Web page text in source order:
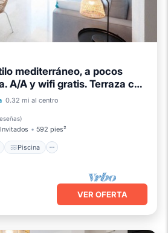
mediterráneo, a pocos
A/A y wifi gratis. Terraza con
SOLO FAMILIAS
0.32 mi al centro
)
592 pies²
Piscina
Piscina
VER OFERTA